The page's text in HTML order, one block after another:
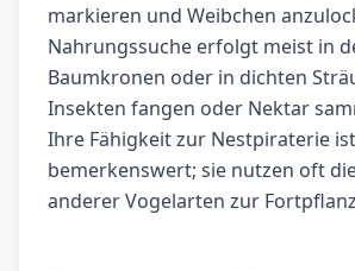
markieren und Weibchen
Nahrungssuche erfolgt meist in
Baumkronen oder in dichten
Insekten fangen oder Nektar
Ihre Fähigkeit zur Nestpiraterie
bemerkenswert; sie nutzen oft
anderer Vogelarten zur